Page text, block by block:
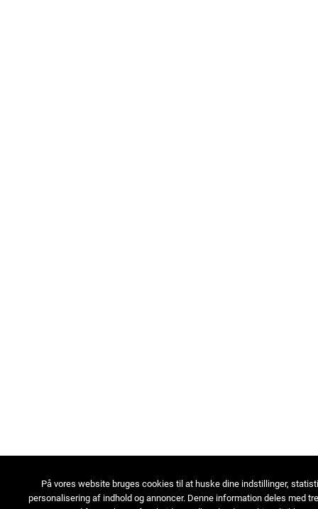
På vores website bruges cookies til at huske dine indstillinger,
personalisering af indhold og annoncer. Denne information deles med